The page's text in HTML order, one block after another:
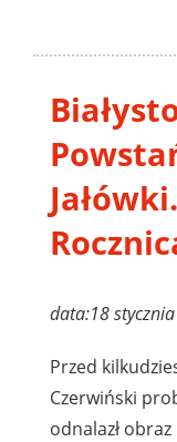
data:18
Przed
Czerwiński
odnalazł